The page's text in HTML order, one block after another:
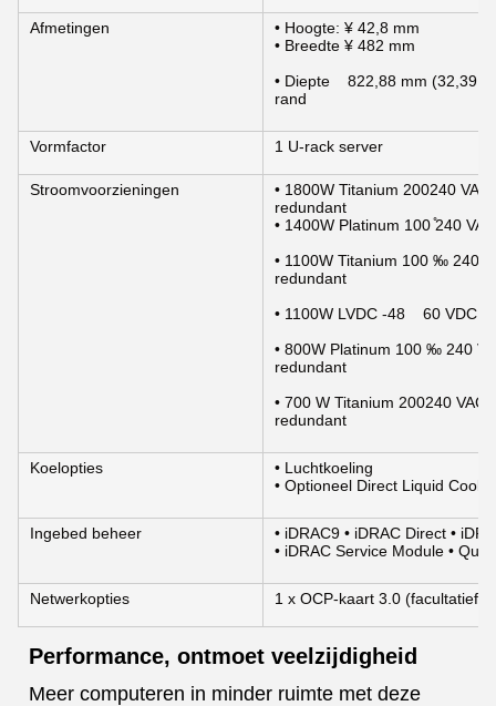
Afmetingen
• Hoogte: ¥ 42,8 mm
• Breedte ¥ 482 mm
• Diepte    822,88 mm (32,39
rand
Vormfactor 1 U-rack server
Stroomvoorzieningen
• 1800W Titanium 200­240
redundant
• 1400W Platinum 100 ̊240
• 1100W Titanium 100 ‰ 240
redundant
• 1100W LVDC -48    60 VDC,
• 800W Platinum 100 ‰ 240
redundant
• 700 W Titanium 200­240
redundant
Koelopties
• Luchtkoeling
• Optioneel Direct Liquid
Ingebed beheer
• iDRAC9 • iDRAC Direct •
• iDRAC Service Module •
Netwerkopties 1 x OCP-kaart 3.0 (facultatief)
Performance, ontmoet veelzijdigheid
Meer computeren in minder ruimte met deze